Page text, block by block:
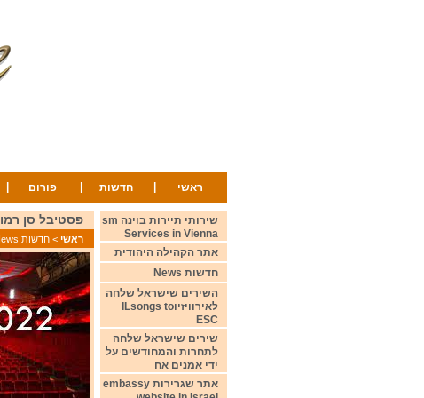
ראשי חדשות פורום
פסטיבל סן רמו 2022 San Remo Festival
ראשי > חדשות News
שירותי תיירות בוינה sm
Services in Vienna
אתר הקהילה היהודית
חדשות News
השירים שישראל שלחה
לאירוויזיוILsongs to
ESC
שירים שישראל שלחה
לתחרות והמחודשים על
ידי אמנים אח
אתר שגרירות embassy